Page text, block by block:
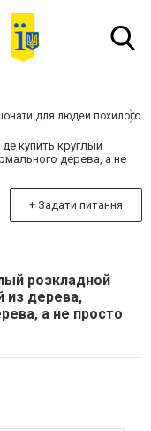
для людей похилого
купить круглый
дерева, а не
+ Задати питання
розкладной
из дерева,
а не просто